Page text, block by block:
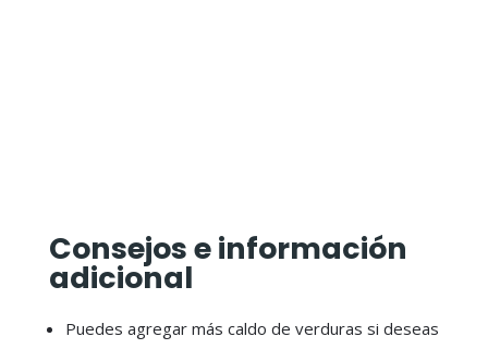
Consejos e información
adicional
Puedes agregar más caldo de verduras si deseas